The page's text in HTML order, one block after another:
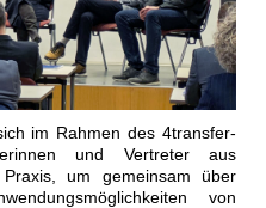
im Rahmen des 4transfer-
und Vertreter aus
um gemeinsam über
von